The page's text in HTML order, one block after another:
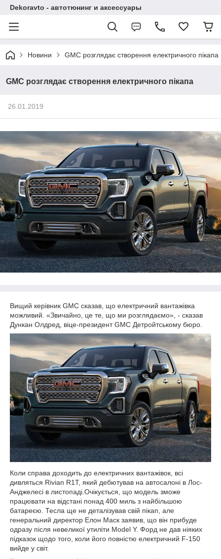
Dekoravto - автотюнинг и аксессуары
Новини GMC розглядає створення електричного пікапа
GMC розглядає створення електричного пікапа
26.01.2019
Вищий керівник GMC сказав, що електричний вантажівка
можливий. «Звичайно, це те, що ми розглядаємо», - сказав
Дункан Олдред, віце-президент GMC Детройтському бюро.
Коли справа доходить до електричних вантажівок, всі
дивляться Rivian R1T, який дебютував на автосалоні в Лос-
Анджелесі в листопаді.Очікується, що модель зможе
працювати на відстані понад 400 миль з найбільшою
батареєю. Тесла ще не деталізував свій пікап, але
генеральний директор Елон Маск заявив, що він прибуде
одразу після невеликої утиліти Model Y. Форд не дав ніяких
підказок щодо того, коли його повністю електричний F-150
вийде у світ.